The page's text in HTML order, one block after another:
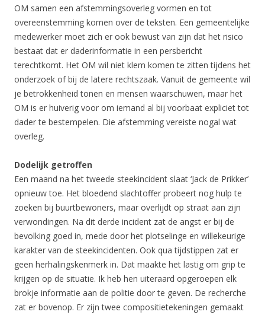
OM samen een afstemmingsoverleg vormen en tot
overeenstemming komen over de teksten. Een gemeentelijke
medewerker moet zich er ook bewust van zijn dat het risico
bestaat dat er daderinformatie in een persbericht
terechtkomt. Het OM wil niet klem komen te zitten tijdens het
onderzoek of bij de latere rechtszaak. Vanuit de gemeente wil
je betrokkenheid tonen en mensen waarschuwen, maar het
OM is er huiverig voor om iemand al bij voorbaat expliciet tot
dader te bestempelen. Die afstemming vereiste nogal wat
overleg.
Dodelijk getroffen
Een maand na het tweede steekincident slaat ‘Jack de Prikker’
opnieuw toe. Het bloedend slachtoffer probeert nog hulp te
zoeken bij buurtbewoners, maar overlijdt op straat aan zijn
verwondingen. Na dit derde incident zat de angst er bij de
bevolking goed in, mede door het plotselinge en willekeurige
karakter van de steekincidenten. Ook qua tijdstippen zat er
geen herhalingskenmerk in. Dat maakte het lastig om grip te
krijgen op de situatie. Ik heb hen uiteraard opgeroepen elk
brokje informatie aan de politie door te geven. De recherche
zat er bovenop. Er zijn twee compositietekeningen gemaakt